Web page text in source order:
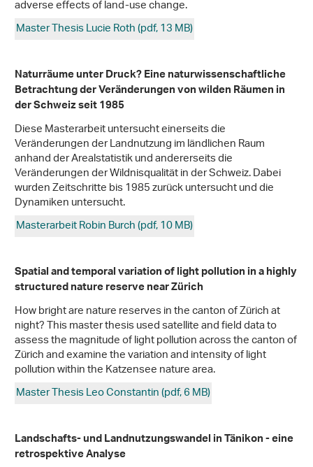
adverse effects of land-use change.
Master Thesis Lucie Roth (pdf, 13 MB)
Naturräume unter Druck? Eine naturwissenschaftliche
Betrachtung der Veränderungen von wilden Räumen in
der Schweiz seit 1985
Diese Masterarbeit untersucht einerseits die
Veränderungen der Landnutzung im ländlichen Raum
anhand der Arealstatistik und andererseits die
Veränderungen der Wildnisqualität in der Schweiz. Dabei
wurden Zeitschritte bis 1985 zurück untersucht und die
Dynamiken untersucht.
Masterarbeit Robin Burch (pdf, 10 MB)
Spatial and temporal variation of light pollution in a highly
structured nature reserve near Zürich
How bright are nature reserves in the canton of Zürich at
night? This master thesis used satellite and field data to
assess the magnitude of light pollution across the canton of
Zürich and examine the variation and intensity of light
pollution within the Katzensee nature area.
Master Thesis Leo Constantin (pdf, 6 MB)
Landschafts- und Landnutzungswandel in Tänikon - eine
retrospektive Analyse